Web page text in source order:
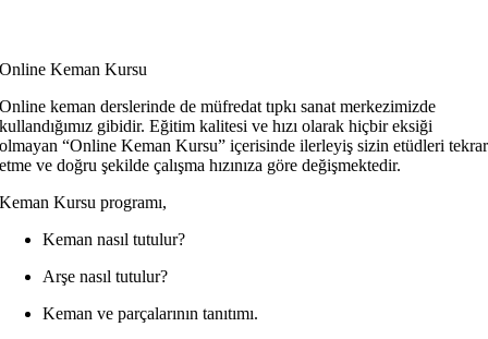
Online Keman Kursu
Online keman derslerinde de müfredat tıpkı sanat merkezimizde
kullandığımız gibidir. Eğitim kalitesi ve hızı olarak hiçbir eksiği
olmayan “Online Keman Kursu” içerisinde ilerleyiş sizin etüdleri tekrar
etme ve doğru şekilde çalışma hızınıza göre değişmektedir.
Keman Kursu programı,
Keman nasıl tutulur?
Arşe nasıl tutulur?
Keman ve parçalarının tanıtımı.